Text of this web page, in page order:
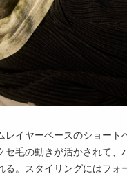
レイヤーベースのショート
毛の動きが活かされて、
。スタイリングにはフォ